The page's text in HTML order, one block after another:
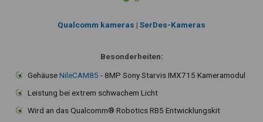
Qualcomm kameras | SerDes-Kameras
Besonderheiten:
GehäuseNileCAM85 - 8MP Sony Starvis IMX715 Kameramodul
Leistung bei extrem schwachem Licht
Wird an das Qualcomm® Robotics RB5 Entwicklungskit